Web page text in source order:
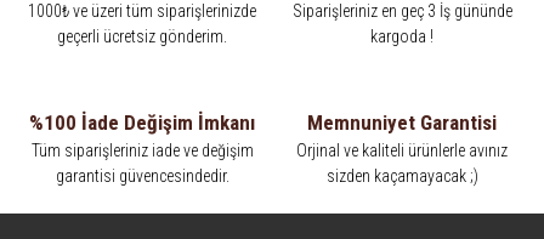
1000₺ ve üzeri tüm siparişlerinizde
geçerli ücretsiz gönderim.
Siparişleriniz en geç 3 İş gününde
kargoda !
%100 İade Değişim İmkanı
Tüm siparişleriniz iade ve değişim
garantisi güvencesindedir.
Memnuniyet Garantisi
Orjinal ve kaliteli ürünlerle avınız
sizden kaçamayacak ;)